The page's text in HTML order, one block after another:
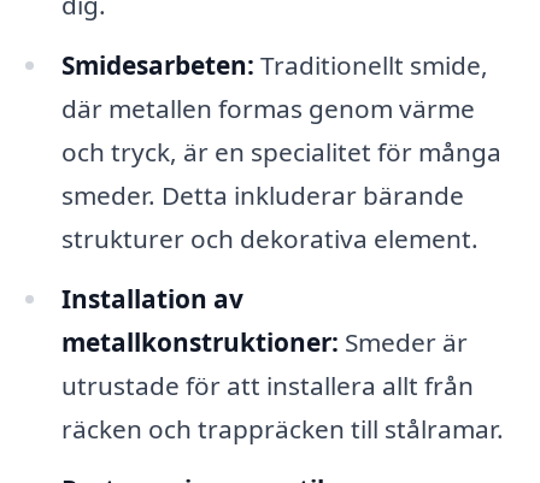
Smidesarbeten: Traditionellt smide,
där metallen formas genom värme
och tryck, är en specialitet för många
smeder. Detta inkluderar bärande
strukturer och dekorativa element.
Installation av
metallkonstruktioner: Smeder är
utrustade för att installera allt från
räcken och trappräcken till stålramar.